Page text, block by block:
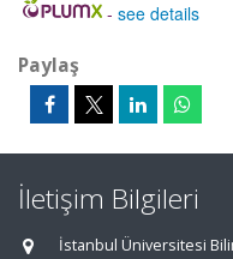
- see details
Paylaş
İletişim Bilgileri
İstanbul Üniversitesi